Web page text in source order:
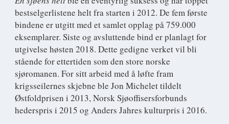
bestselgerlistene helt fra starten i 2012. De fem første
bindene er utgitt med et samlet opplag på 759.000
eksemplarer. Siste og avsluttende bind er planlagt for
utgivelse høsten 2018. Dette gedigne verket vil bli
stående for ettertiden som den store norske
sjøromanen. For sitt arbeid med å løfte fram
krigsseilernes skjebne ble Jon Michelet tildelt
Østfoldprisen i 2013, Norsk Sjøoffisersforbunds
hederspris i 2015 og Anders Jahres kulturpris i 2016.